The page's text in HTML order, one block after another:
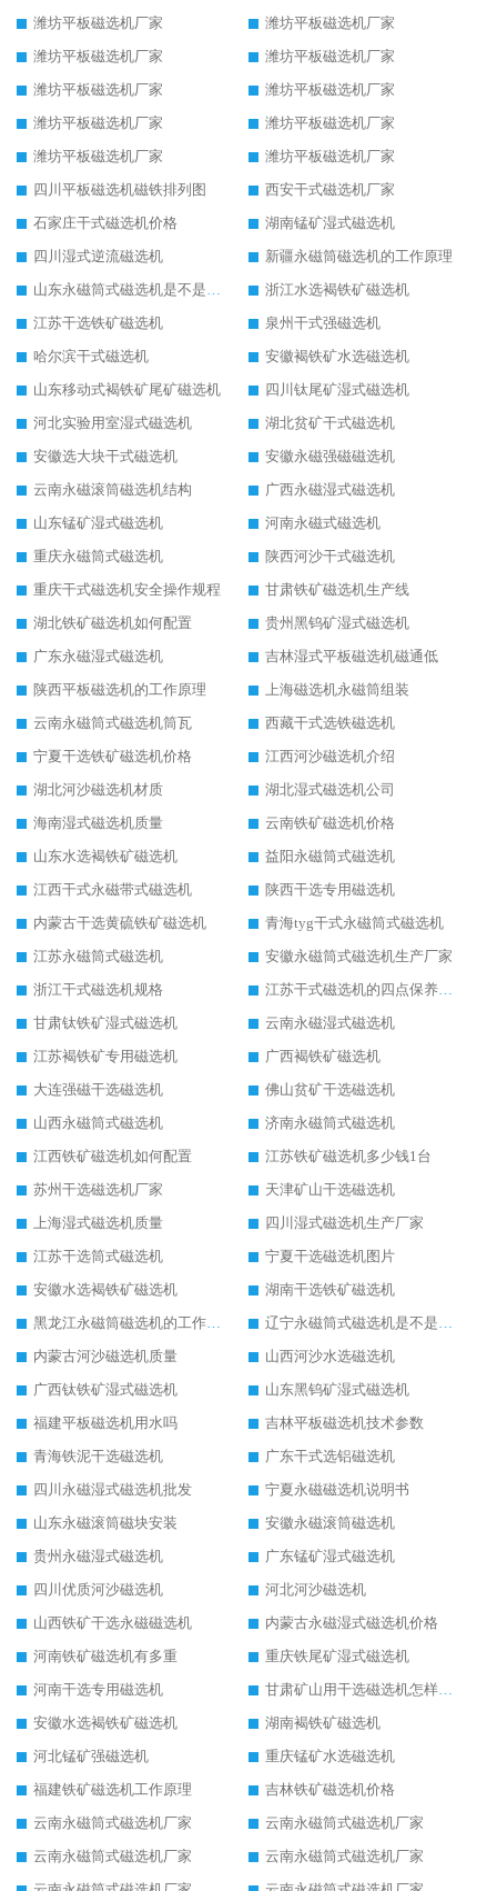
潍坊平板磁选机厂家
潍坊平板磁选机厂家
潍坊平板磁选机厂家
潍坊平板磁选机厂家
潍坊平板磁选机厂家
潍坊平板磁选机厂家
潍坊平板磁选机厂家
潍坊平板磁选机厂家
潍坊平板磁选机厂家
潍坊平板磁选机厂家
四川平板磁选机磁铁排列图
西安干式磁选机厂家
石家庄干式磁选机价格
湖南锰矿湿式磁选机
四川湿式逆流磁选机
新疆永磁筒磁选机的工作原理
山东永磁筒式磁选机是不是强磁
浙江水选褐铁矿磁选机
江苏干选铁矿磁选机
泉州干式强磁选机
哈尔滨干式磁选机
安徽褐铁矿水选磁选机
山东移动式褐铁矿尾矿磁选机
四川钛尾矿湿式磁选机
河北实验用室湿式磁选机
湖北贫矿干式磁选机
安徽选大块干式磁选机
安徽永磁强磁磁选机
云南永磁滚筒磁选机结构
广西永磁湿式磁选机
山东锰矿湿式磁选机
河南永磁式磁选机
重庆永磁筒式磁选机
陕西河沙干式磁选机
重庆干式磁选机安全操作规程
甘肃铁矿磁选机生产线
湖北铁矿磁选机如何配置
贵州黑钨矿湿式磁选机
广东永磁湿式磁选机
吉林湿式平板磁选机磁通低
陕西平板磁选机的工作原理
上海磁选机永磁筒组装
云南永磁筒式磁选机筒瓦
西藏干式选铁磁选机
宁夏干选铁矿磁选机价格
江西河沙磁选机介绍
湖北河沙磁选机材质
湖北湿式磁选机公司
海南湿式磁选机质量
云南铁矿磁选机价格
山东水选褐铁矿磁选机
益阳永磁筒式磁选机
江西干式永磁带式磁选机
陕西干选专用磁选机
内蒙古干选黄硫铁矿磁选机
青海tyg干式永磁筒式磁选机
江苏永磁筒式磁选机
安徽永磁筒式磁选机生产厂家
浙江干式磁选机规格
江苏干式磁选机的四点保养秘籍
甘肃钛铁矿湿式磁选机
云南永磁湿式磁选机
江苏褐铁矿专用磁选机
广西褐铁矿磁选机
大连强磁干选磁选机
佛山贫矿干选磁选机
山西永磁筒式磁选机
济南永磁筒式磁选机
江西铁矿磁选机如何配置
江苏铁矿磁选机多少钱1台
苏州干选磁选机厂家
天津矿山干选磁选机
上海湿式磁选机质量
四川湿式磁选机生产厂家
江苏干选筒式磁选机
宁夏干选磁选机图片
安徽水选褐铁矿磁选机
湖南干选铁矿磁选机
黑龙江永磁筒磁选机的工作原理
辽宁永磁筒式磁选机是不是强磁
内蒙古河沙磁选机质量
山西河沙水选磁选机
广西钛铁矿湿式磁选机
山东黑钨矿湿式磁选机
福建平板磁选机用水吗
吉林平板磁选机技术参数
青海铁泥干选磁选机
广东干式选铝磁选机
四川永磁湿式磁选机批发
宁夏永磁磁选机说明书
山东永磁滚筒磁块安装
安徽永磁滚筒磁选机
贵州永磁湿式磁选机
广东锰矿湿式磁选机
四川优质河沙磁选机
河北河沙磁选机
山西铁矿干选永磁磁选机
内蒙古永磁湿式磁选机价格
河南铁矿磁选机有多重
重庆铁尾矿湿式磁选机
河南干选专用磁选机
甘肃矿山用干选磁选机怎样调磁
安徽水选褐铁矿磁选机
湖南褐铁矿磁选机
河北锰矿强磁选机
重庆锰矿水选磁选机
福建铁矿磁选机工作原理
吉林铁矿磁选机价格
云南永磁筒式磁选机厂家
云南永磁筒式磁选机厂家
云南永磁筒式磁选机厂家
云南永磁筒式磁选机厂家